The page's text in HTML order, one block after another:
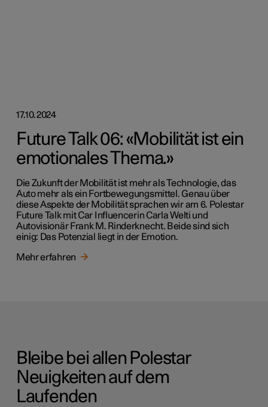
17.10.2024
Future Talk 06: «Mobilität ist ein
emotionales Thema.»
Die Zukunft der Mobilität ist mehr als Technologie, das
Auto mehr als ein Fortbewegungsmittel. Genau über
diese Aspekte der Mobilität sprachen wir am 6. Polestar
Future Talk mit Car Influencerin Carla Welti und
Autovisionär Frank M. Rinderknecht. Beide sind sich
einig: Das Potenzial liegt in der Emotion.
Mehr erfahren
Bleibe bei allen Polestar
Neuigkeiten auf dem
Laufenden